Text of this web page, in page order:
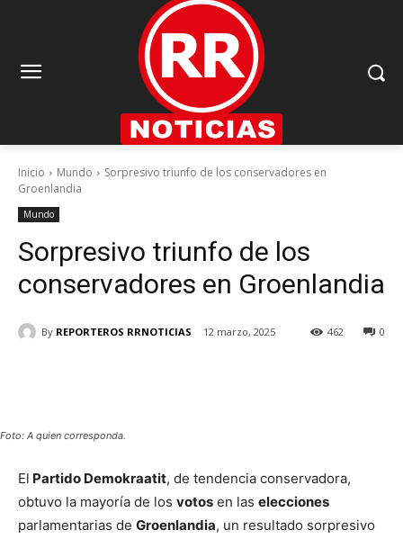
Inicio Mundo
Sorpresivo triunfo de los conservadores en
Groenlandia
Mundo
Sorpresivo triunfo de los
conservadores en Groenlandia
By REPORTEROS RRNOTICIAS 12 marzo, 2025 0
462
Foto: A quien corresponda.
El Partido Demokraatit, de tendencia conservadora,
obtuvo la mayoría de los votos en las elecciones
parlamentarias de Groenlandia, un resultado sorpresivo